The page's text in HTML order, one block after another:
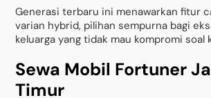
Generasi terbaru ini menawarkan fitur
varian hybrid, pilihan sempurna bagi
keluarga yang tidak mau kompromi soal
Sewa Mobil Fortuner
Timur